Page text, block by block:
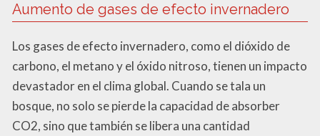
Aumento de gases de efecto invernadero
Los gases de efecto invernadero, como el dióxido de
carbono, el metano y el óxido nitroso, tienen un impacto
devastador en el clima global. Cuando se tala un
bosque, no solo se pierde la capacidad de absorber
CO2, sino que también se libera una cantidad